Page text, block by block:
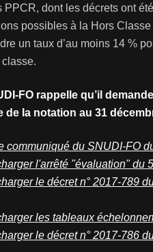
PPCR, dont les décrets ont
possibles à la Hors
un taux d’au moins 14 %
classe.
FO rappelle qu’il
de la notation au 31
communiqué du SNUDI-FO
l'arrêté "évaluation" du
le décret n° 2017-789
les tableaux
le décret n° 2017-786